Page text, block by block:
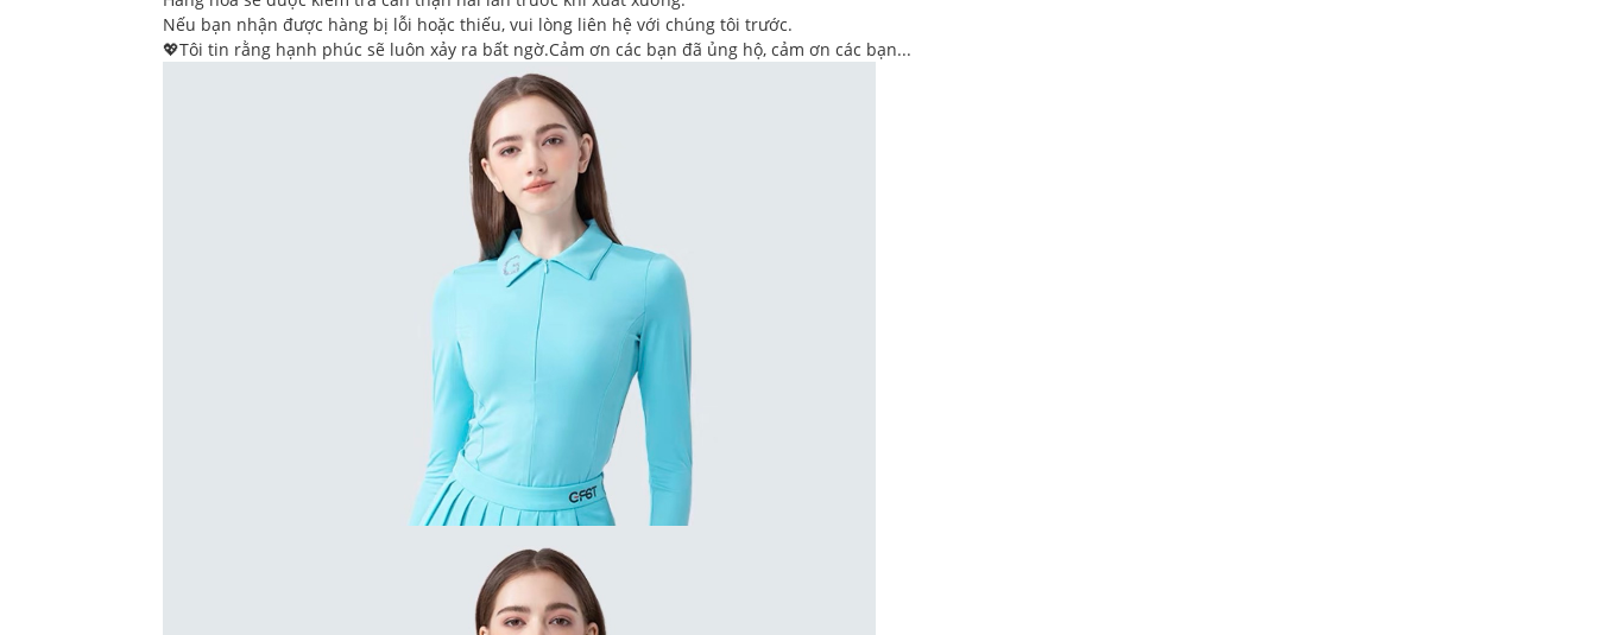
Nếu bạn nhận được hàng bị lỗi hoặc thiếu, vui lòng liên hệ với chúng tôi trước.
💖Tôi tin rằng hạnh phúc sẽ luôn xảy ra bất ngờ.Cảm ơn các bạn đã ủng hộ, cảm ơn các bạn...